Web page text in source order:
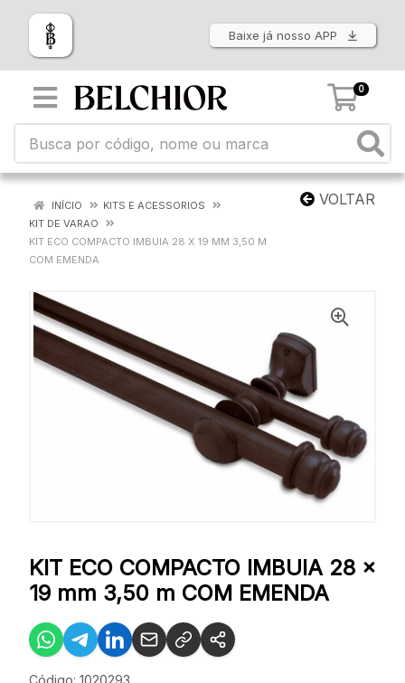
Baixe já nosso APP
0
VOLTAR
INÍCIO
KITS E ACESSORIOS
KIT DE VARAO
KIT ECO COMPACTO IMBUIA 28 X 19 MM 3,50 M
COM EMENDA
KIT ECO COMPACTO IMBUIA 28 x
19 mm 3,50 m COM EMENDA